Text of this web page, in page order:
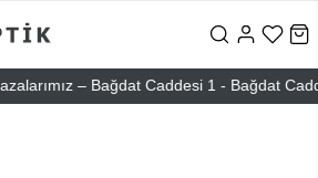
– Bağdat Caddesi 1 - Bağdat